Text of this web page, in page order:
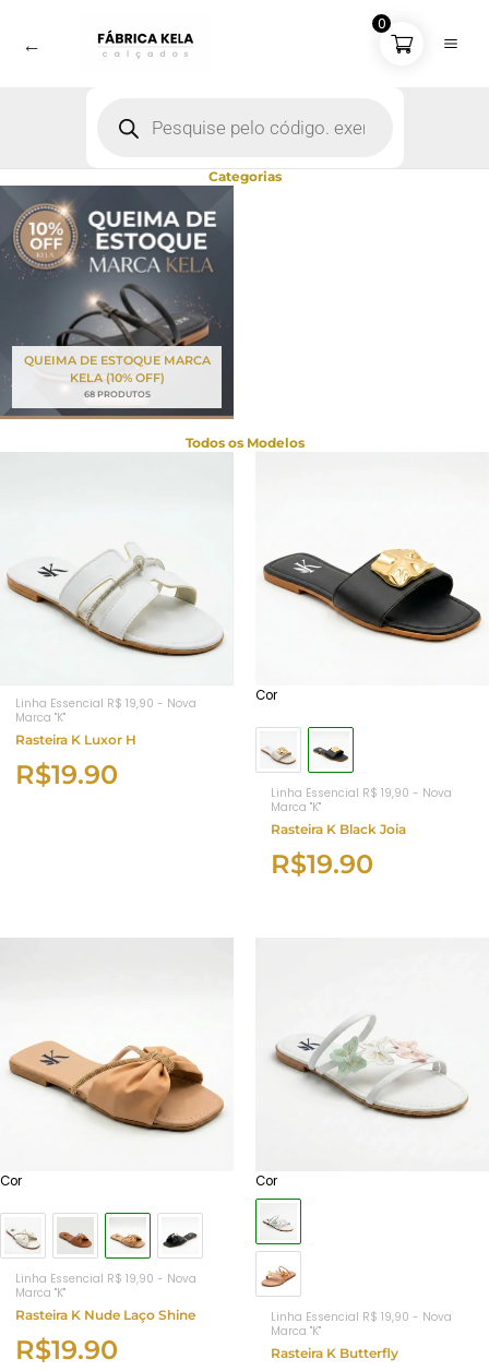
0
Rasteira Kela Prime Noite Dourada - 37
←
Categorias
QUEIMA DE ESTOQUE MARCA
KELA (10% OFF)
68 PRODUTOS
Todos os Modelos
Linha Essencial R$ 19,90 - Nova
Marca "K"
Rasteira K Luxor H
R$19.90
Cor
Linha Essencial R$ 19,90 - Nova
Marca "K"
Rasteira K Black Joia
R$19.90
Cor
Linha Essencial R$ 19,90 - Nova
Marca "K"
Rasteira K Nude Laço Shine
R$19.90
Cor
Linha Essencial R$ 19,90 - Nova
Marca "K"
Rasteira K Butterfly